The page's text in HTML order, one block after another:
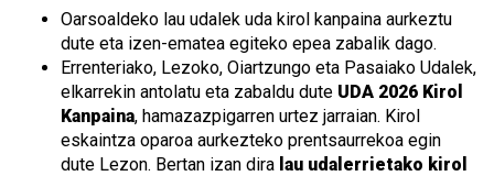
Oarsoaldeko lau udalek uda kirol kanpaina aurkeztu
dute eta izen-ematea egiteko epea zabalik dago.
Errenteriako, Lezoko, Oiartzungo eta Pasaiako Udalek,
elkarrekin antolatu eta zabaldu dute UDA 2026 Kirol
Kanpaina, hamazazpigarren urtez jarraian. Kirol
eskaintza oparoa aurkezteko prentsaurrekoa egin
dute Lezon. Bertan izan dira lau udalerrietako kirol